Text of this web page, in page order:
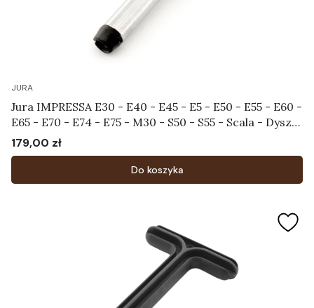
JURA
Jura IMPRESSA E30 - E40 - E45 - E5 - E50 - E55 - E60 -
E65 - E70 - E74 - E75 - M30 - S50 - S55 - Scala - Dysza
spieniająca Art.60053
Cena
179,00 zł
Do koszyka